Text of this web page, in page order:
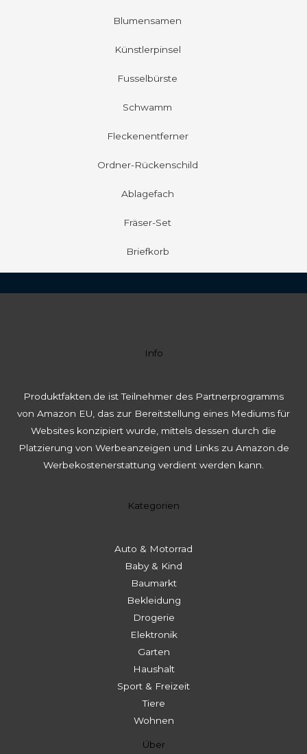
Blumensamen
Künstlerpinsel
Fusselbürste
Schwamm
Fleckenentferner
Ordner-Rückenschild
Ablagefach
Fräser-Set
Briefkorb
Info
Produktfakten.de ist Teilnehmer des Partnerprogramms
von Amazon EU, das zur Bereitstellung eines Mediums für
Websites konzipiert wurde, mittels dessen durch die
Platzierung von Werbeanzeigen und Links zu Amazon.de
Werbekostenerstattung verdient werden kann.
Kategorien
Auto & Motorrad
Baby & Kind
Baumarkt
Bekleidung
Drogerie
Elektronik
Garten
Haushalt
Sport & Freizeit
Tiere
Wohnen
Über